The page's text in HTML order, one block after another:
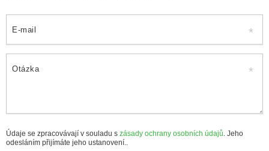
E-mail
Otázka
Údaje se zpracovávají v souladu s zásady ochrany osobních údajů . Jeho
odesláním přijímáte jeho ustanovení..